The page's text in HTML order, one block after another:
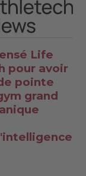
Life
pour avoir
pointe
grand